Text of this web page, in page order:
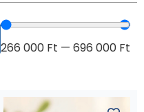
266 000 Ft — 696 000 Ft